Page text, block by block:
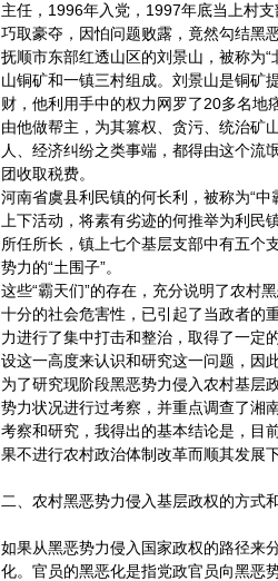
主任，1996年入党，1997年底当上村
巧取豪夺，因怕问题败露，竟然勾结黑
抚顺市东部红透山区的刘景山，被称为
山铜矿和一镇三村组成。刘景山是铜矿
财，他利用手中的权力网罗了20多名地
由他做帮主，为其篡权、贪污、统治矿
人、经济纠纷之类事端，都得由这个流
团收取税费。
河南省虞县利民镇的何长利，被称为“
上下活动，将素有劣迹的何推举为利
所任所长，镇上七个基层支部中有五个
势力的“土围子”。
这些“霸天们”的存在，充分说明了农村
十分的社会危害性，已引起了当政者的
力进行了集中打击和整治，取得了一定
设这一高度来认识和研究这一问题，因
为了研究现阶段黑恶势力侵入农村基层
势力状况进行过考察，并重点调查了湘
考察和研究，我得出的基本结论是，目
果不进行农村政治体制改革而顺其发展
二、农村黑恶势力侵入基层政权的方式
如果从黑恶势力侵入国家政权的路径来
化。官员的黑恶化是指党政官员向黑恶